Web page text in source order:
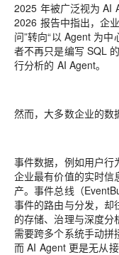
2025 年被广泛视为 AI
2026 报告中指出，企
问”转向“以 Agent 为
者不再只是编写 SQL
行分析的 AI Agent。
然而，大多数企业的数
事件数据，例如用户行
企业最有价值的实时信
产。事件总线（
事件的路由与分发，却
的存储、治理与深度分
需要跨多个系统手动拼
而 AI Agent 更是无从